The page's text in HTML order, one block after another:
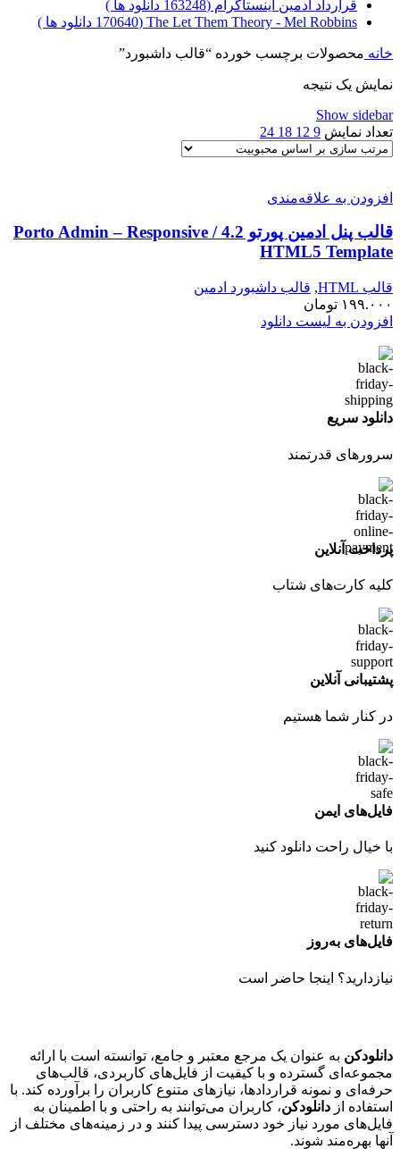
قرارداد ادمین اینستاگرام (163248 دانلود ها )
The Let Them Theory - Mel Robbins (170640 دانلود ها )
خانه محصولات برچسب خورده “قالب داشبورد”
نمایش یک نتیجه
Show sidebar
تعداد نمایش 9
12
18
24
افزودن به علاقه‌مندی
قالب پنل ادمین پورتو 4.2 / Porto Admin – Responsive
HTML5 Template
قالب HTML , قالب داشبورد ادمین
۱۹۹.۰۰۰ تومان
افزودن به لیست دانلود
دانلود سریع
سرورهای قدرتمند
پرداخت آنلاین
کلیه کارت‌های شتاب
پشتیبانی آنلاین
در کنار شما هستیم
فایل‌های ایمن
با خیال راحت دانلود کنید
فایل‌های به‌روز
نیازدارید؟ اینجا حاضر است
دانلودکن به عنوان یک مرجع معتبر و جامع، توانسته است با ارائه
مجموعه‌ای گسترده و با کیفیت از فایل‌های کاربردی، قالب‌های
حرفه‌ای و نمونه قراردادها، نیازهای متنوع کاربران را برآورده کند. با
استفاده از دانلودکن، کاربران می‌توانند به راحتی و با اطمینان به
فایل‌های مورد نیاز خود دسترسی پیدا کنند و در زمینه‌های مختلف از
آنها بهره‌مند شوند.